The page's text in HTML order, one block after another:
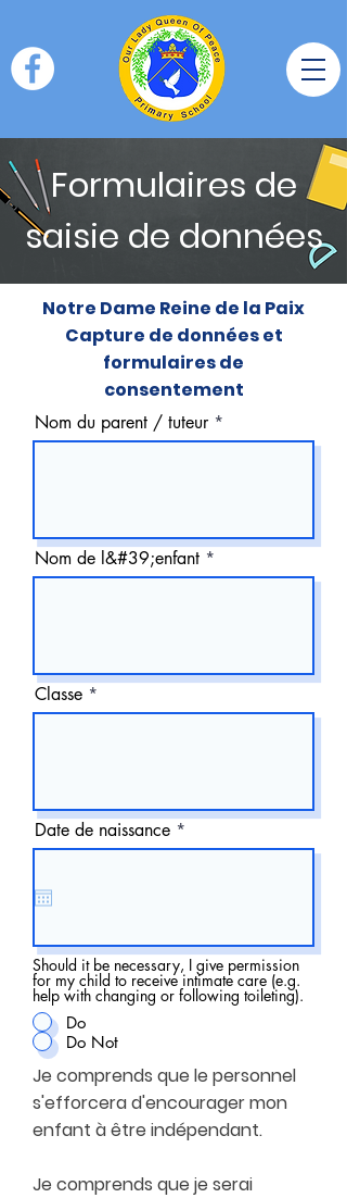
Formulaires de
saisie de données
Notre Dame Reine de la Paix
Capture de données et
formulaires de
consentement
Nom du parent / tuteur
Nom de l&#39;enfant
Classe
Date de naissance *
e
d
Should it be necessary, I give permission
for my child to receive intimate care (e.g.
help with changing or following toileting).
Do
Do Not
Je comprends que le personnel
s'efforcera d'encourager mon
enfant à être indépendant.
Je comprends que je serai